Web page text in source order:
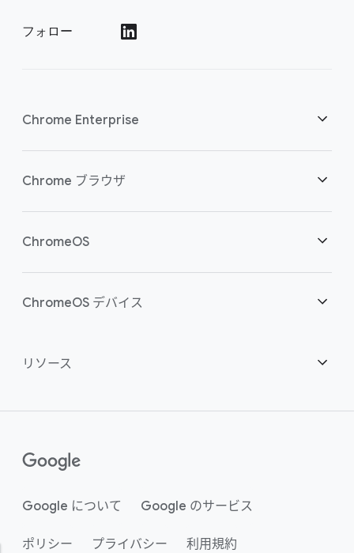
フォロー
Chrome Enterprise
セキュリティ
Chrome ブラウザ
概要
ChromeOS
概要
コンタクト センター
Chrome Enterprise Upgrade
ChromeOS デバイス
概要
デバイス
購入方法
リソース
ガイド
()
Google について Google のサービス
ポリシー プライバシー 利用規約